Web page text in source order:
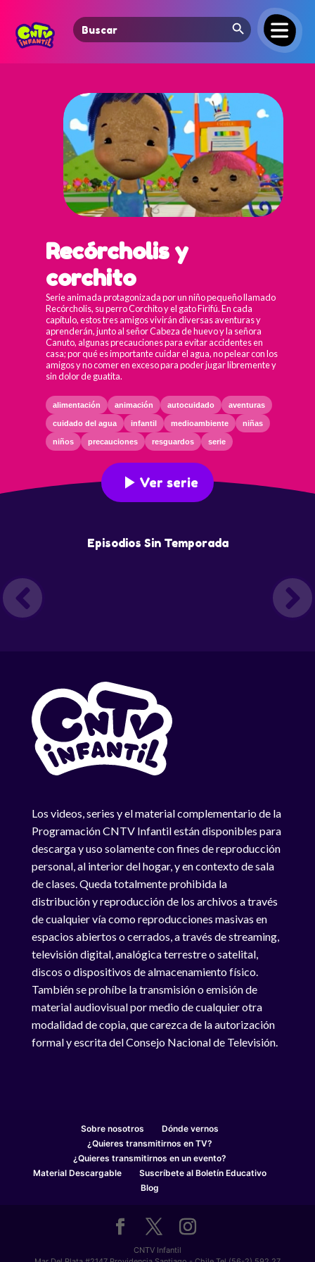
Search
for:
Search Button
Recórcholis y
corchito
Serie animada protagonizada por un niño pequeño llamado
Recórcholis, su perro Corchito y el gato Firifú. En cada
capítulo, estos tres amigos vivirán diversas aventuras y
aprenderán, junto al señor Cabeza de huevo y la señora
Canuto, algunas precauciones para evitar accidentes en
casa; por qué es importante cuidar el agua, no pelear con los
amigos y no comer en exceso para poder jugar libremente y
sin dolor de guatita.
alimentación animación autocuidado aventuras
cuidado del agua infantil medioambiente niñas
niños precauciones resguardos serie
Ver serie
Episodios Sin Temporada
Los videos, series y el material complementario de la
Programación CNTV Infantil están disponibles para
descarga y uso solamente con fines de reproducción
personal, al interior del hogar, y en contexto de sala
de clases. Queda totalmente prohibida la
distribución y reproducción de los archivos a través
de cualquier vía como reproducciones masivas en
espacios abiertos o cerrados, a través de streaming,
televisión digital, analógica terrestre o satelital,
discos o dispositivos de almacenamiento físico.
También se prohíbe la transmisión o emisión de
material audiovisual por medio de cualquier otra
modalidad de copia, que carezca de la autorización
formal y escrita del Consejo Nacional de Televisión.
Sobre nosotros
Dónde vernos
¿Quieres transmitirnos en TV?
¿Quieres transmitirnos en un evento?
Material Descargable
Suscríbete al Boletín Educativo
Blog
CNTV Infantil